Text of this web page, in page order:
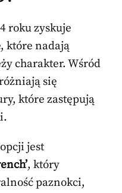
roku zyskuje
które nadają
charakter. Wśród
się
które zastępują
jest
, który
paznokci,